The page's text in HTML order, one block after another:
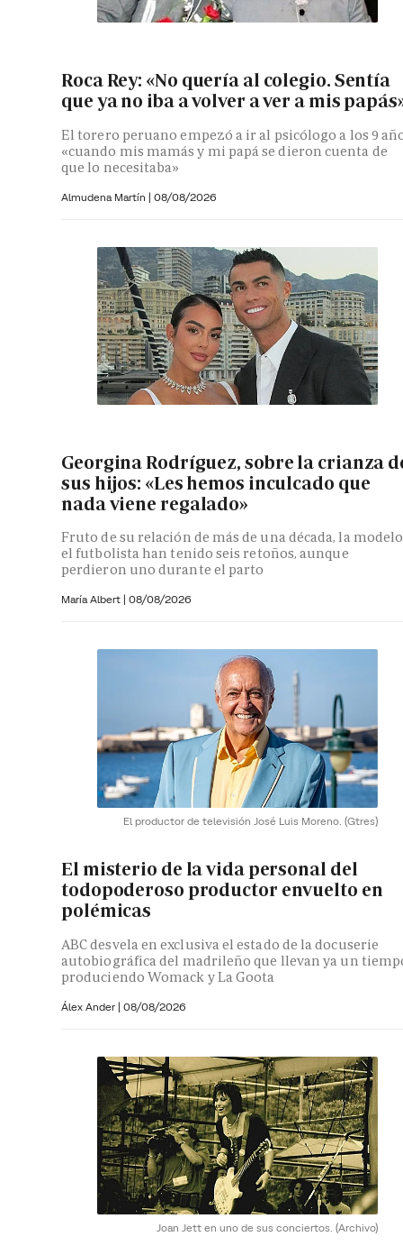
Roca Rey: «No quería al colegio. Sentía
que ya no iba a volver a ver a mis
El torero peruano empezó a ir al psicólogo a los 9
«cuando mis mamás y mi papá se dieron cuenta de
que lo necesitaba»
Almudena Martín | 08/08/2026
Georgina Rodríguez, sobre la crianza
sus hijos: «Les hemos inculcado que
nada viene regalado»
Fruto de su relación de más de una década, la
el futbolista han tenido seis retoños, aunque
perdieron uno durante el parto
María Albert | 08/08/2026
El productor de televisión José Luis Moreno. (Gtres)
El misterio de la vida personal del
todopoderoso productor envuelto en
polémicas
ABC desvela en exclusiva el estado de la docuserie
autobiográfica del madrileño que llevan ya un
produciendo Womack y La Goota
Álex Ander | 08/08/2026
Joan Jett en uno de sus conciertos. (Archivo)